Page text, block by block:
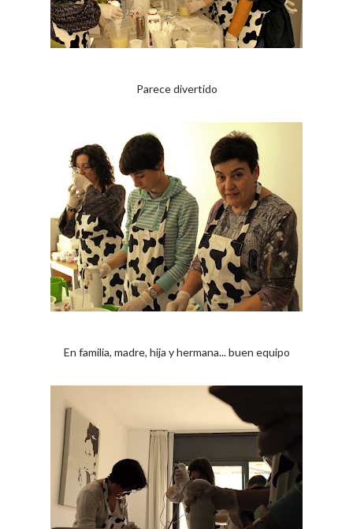
Parece divertido
En familia, madre, hija y hermana... buen equipo